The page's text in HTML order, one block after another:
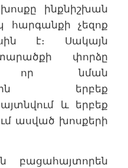
ինքնիշխան
հարգանքի չեզոք
է։ Սակայն
փորձը
որ նման
երբեք
և երբեք
ասված խոսքերի
բացահայտորեն